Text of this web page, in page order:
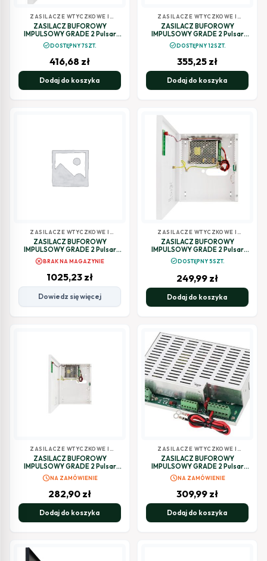
ZASILACZE WTYCZKOWE I
BUFOROWE
ZASILACZ BUFOROWY
IMPULSOWY GRADE 2 Pulsar
AWZG2-12V2A-B
check_circleDOSTĘPNY 7SZT.
416,68 zł
Dodaj do koszyka
ZASILACZE WTYCZKOWE I
BUFOROWE
ZASILACZ BUFOROWY
IMPULSOWY GRADE 2 Pulsar
AWZG2-12V3A-C
check_circleDOSTĘPNY 12SZT.
355,25 zł
Dodaj do koszyka
ZASILACZE WTYCZKOWE I
BUFOROWE
ZASILACZ BUFOROWY
IMPULSOWY GRADE 2 Pulsar
AWZG2-12V5A-C
cancelBRAK NA MAGAZYNIE
1025,23 zł
Dowiedz się więcej
ZASILACZE WTYCZKOWE I
BUFOROWE
ZASILACZ BUFOROWY
IMPULSOWY GRADE 2 Pulsar
HPSG2-12V2A-B
check_circleDOSTĘPNY 5SZT.
249,99 zł
Dodaj do koszyka
ZASILACZE WTYCZKOWE I
BUFOROWE
ZASILACZ BUFOROWY
IMPULSOWY GRADE 2 Pulsar
HPSG2-12V3A-C
scheduleNA ZAMÓWIENIE
282,90 zł
Dodaj do koszyka
ZASILACZE WTYCZKOWE I
BUFOROWE
ZASILACZ BUFOROWY
IMPULSOWY GRADE 2 Pulsar
PSG2-12V10A
scheduleNA ZAMÓWIENIE
309,99 zł
Dodaj do koszyka